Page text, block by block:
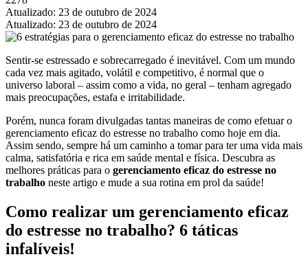
Atualizado: 23 de outubro de 2024
Atualizado: 23 de outubro de 2024
Sentir-se estressado e sobrecarregado é inevitável. Com um mundo
cada vez mais agitado, volátil e competitivo, é normal que o
universo laboral – assim como a vida, no geral – tenham agregado
mais preocupações, estafa e irritabilidade.
Porém, nunca foram divulgadas tantas maneiras de como efetuar o
gerenciamento eficaz do estresse no trabalho como hoje em dia.
Assim sendo, sempre há um caminho a tomar para ter uma vida mais
calma, satisfatória e rica em saúde mental e física. Descubra as
melhores práticas para o gerenciamento eficaz do estresse no
trabalho neste artigo e mude a sua rotina em prol da saúde!
Como realizar um gerenciamento eficaz
do estresse no trabalho? 6 táticas
infalíveis!